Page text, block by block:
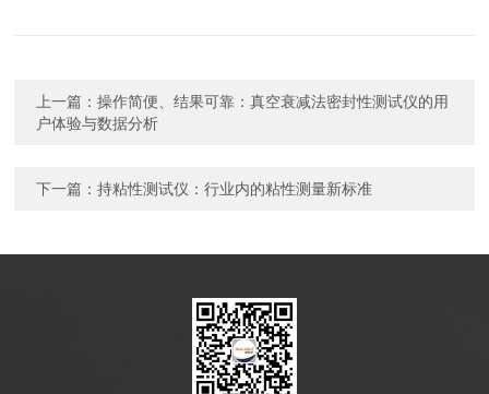
上一篇：操作简便、结果可靠：真空衰减法密封性测试仪的用
户体验与数据分析
下一篇：持粘性测试仪：行业内的粘性测量新标准